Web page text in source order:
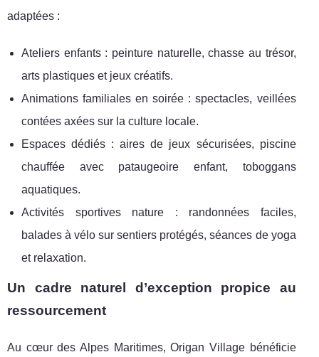
adaptées :
Ateliers enfants : peinture naturelle, chasse au trésor,
arts plastiques et jeux créatifs.
Animations familiales en soirée : spectacles, veillées
contées axées sur la culture locale.
Espaces dédiés : aires de jeux sécurisées, piscine
chauffée avec pataugeoire enfant, toboggans
aquatiques.
Activités sportives nature : randonnées faciles,
balades à vélo sur sentiers protégés, séances de yoga
et relaxation.
Un cadre naturel d’exception propice au
ressourcement
Au cœur des Alpes Maritimes, Origan Village bénéficie